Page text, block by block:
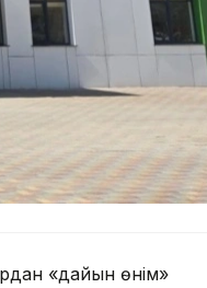
«дайын өнім»